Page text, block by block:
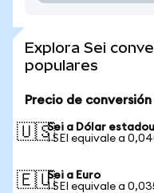
Explora Sei
populares
Precio de
🇺🇸Sei a Dólar
1 SEI equivale a
🇪🇺Sei a Euro
1 SEI equivale a